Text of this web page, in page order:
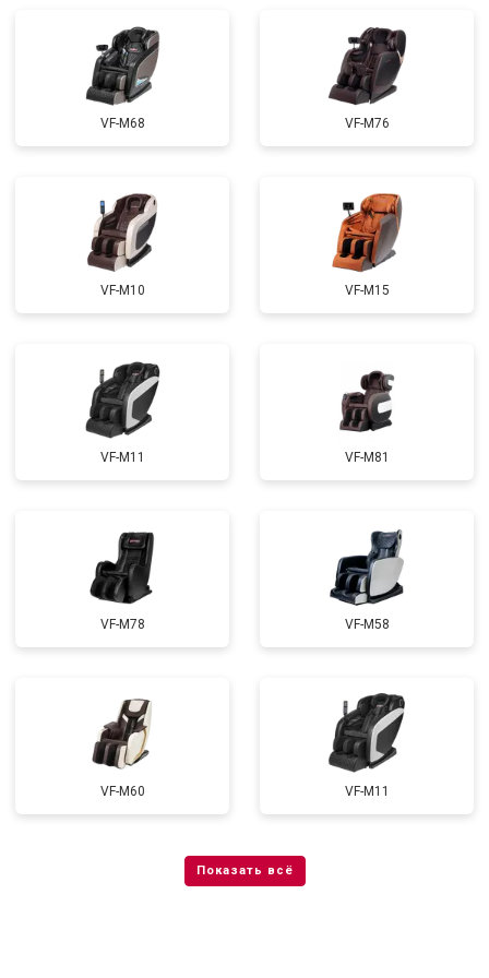
Ремонт купюроприемника от 4700 ₽ Заказать
Замена сетевого трансформатора от 4500 ₽
VF-M68 VF-M76
VF-M10 VF-M15
VF-M11 VF-M81
VF-M78 VF-M58
VF-M60 VF-M11